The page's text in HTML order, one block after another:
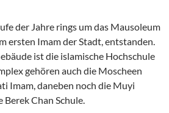
der Jahre rings um das Mausoleum
ersten Imam der Stadt, entstanden.
ist die islamische Hochschule
gehören auch die Moscheen
Imam, daneben noch die Muyi
Chan Schule.